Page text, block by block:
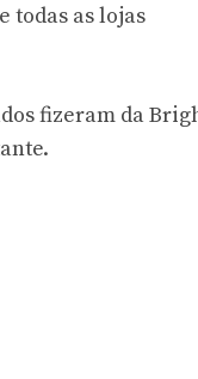
todas as lojas
fizeram da